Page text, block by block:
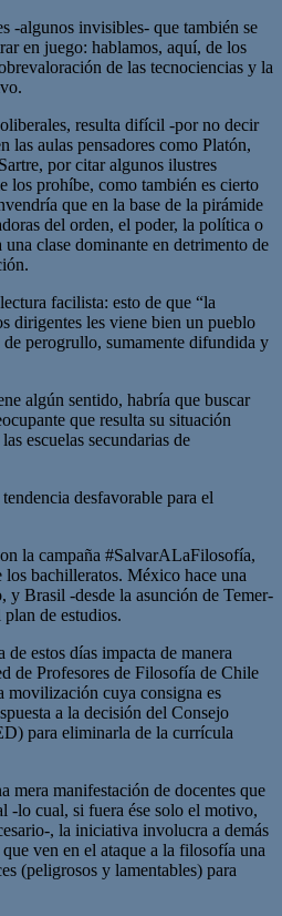
-algunos invisibles- que también se
en juego: hablamos, aquí, de los
de las tecnociencias y la
resulta difícil -por no decir
las aulas pensadores como Platón,
por citar algunos ilustres
los prohíbe, como también es cierto
que en la base de la pirámide
del orden, el poder, la política o
clase dominante en detrimento de
facilista: esto de que “la
dirigentes les viene bien un pueblo
perogrullo, sumamente difundida y
algún sentido, habría que buscar
que resulta su situación
escuelas secundarias de
desfavorable para el
la campaña #SalvarALaFilosofía,
los bachilleratos. México hace una
y Brasil -desde la asunción de Temer-
de estudios.
estos días impacta de manera
de Profesores de Filosofía de Chile
cuya consigna es
a la decisión del Consejo
para eliminarla de la currícula
mera manifestación de docentes que
-lo cual, si fuera ése solo el motivo,
, la iniciativa involucra a demás
ven en el ataque a la filosofía una
(peligrosos y lamentables) para